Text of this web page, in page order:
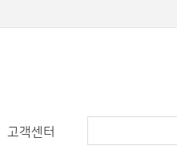
고객센터